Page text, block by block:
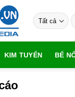
KIM TUYẾN BẾ